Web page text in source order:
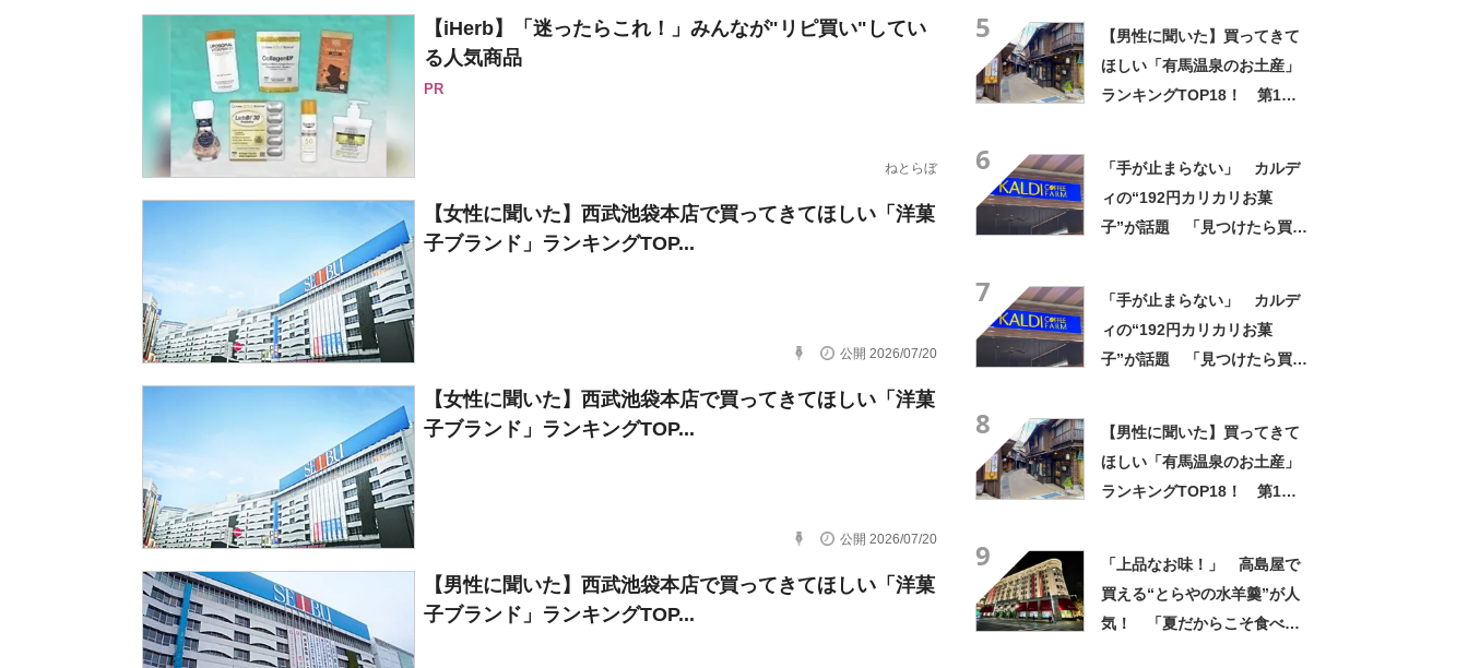
【iHerb】「迷ったらこれ！」みんなが"リピ買い"してい
る人気商品
PR
ねとらぼ
【女性に聞いた】西武池袋本店で買ってきてほしい「洋菓
子ブランド」ランキングTOP...
公開 2026/07/20
【女性に聞いた】西武池袋本店で買ってきてほしい「洋菓
子ブランド」ランキングTOP...
公開 2026/07/20
【男性に聞いた】西武池袋本店で買ってきてほしい「洋菓
子ブランド」ランキングTOP...
5
【男性に聞いた】買ってきて
ほしい「有馬温泉のお土産」
ランキングTOP18！ 第1位
6
「手が止まらない」 カルデ
ィの“192円カリカリお菓
子”が話題 「見つけたら買う
7
「手が止まらない」 カルデ
ィの“192円カリカリお菓
子”が話題 「見つけたら買う
8
【男性に聞いた】買ってきて
ほしい「有馬温泉のお土産」
ランキングTOP18！ 第1位
9
「上品なお味！」 高島屋で
買える“とらやの水羊羹”が人
気！ 「夏だからこそ食べら